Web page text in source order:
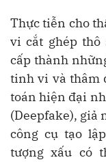
Thực tiễn cho
vi cắt ghép thô
cấp thành
tinh vi và thâm
toán hiện đại
(Deepfake), giả
công cụ tạo
tượng xấu có